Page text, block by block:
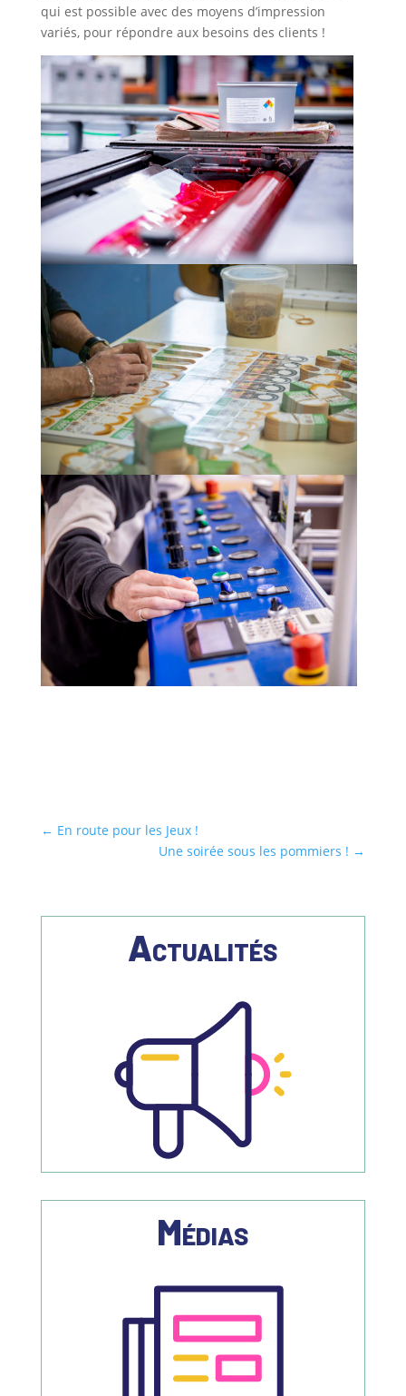
qui est possible avec des moyens d’impression
variés, pour répondre aux besoins des clients !
← En route pour les Jeux !
Une soirée sous les pommiers ! →
Actualités
Médias